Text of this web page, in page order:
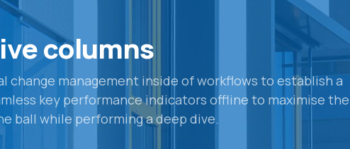
columns
change management inside of workflows to establish a
key performance indicators offline to maximise
ball while performing a deep dive.